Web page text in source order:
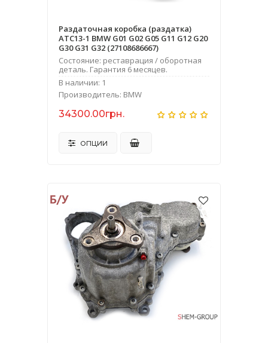
Раздаточная коробка (раздатка)
ATC13-1 BMW G01 G02 G05 G11 G12 G20
G30 G31 G32 (27108686667)
Состояние: реставрация / оборотная
деталь. Гарантия 6 месяцев.
В наличии: 1
Производитель: BMW
34300.00грн.
ОПЦИИ